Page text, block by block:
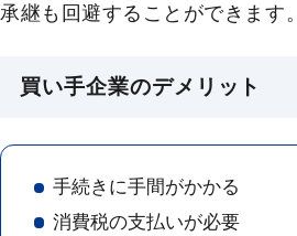
承継も回避することができます。
買い手企業のデメリット
手続きに手間がかかる
消費税の支払いが必要